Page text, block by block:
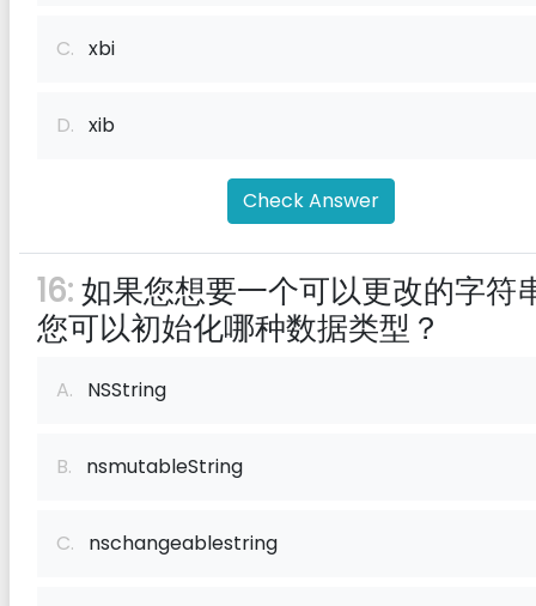
C. xbi
D. xib
Check Answer
16:如果您想要一个可以更改的字符
您可以初始化哪种数据类型？
A. NSString
B. nsmutableString
C. nschangeablestring